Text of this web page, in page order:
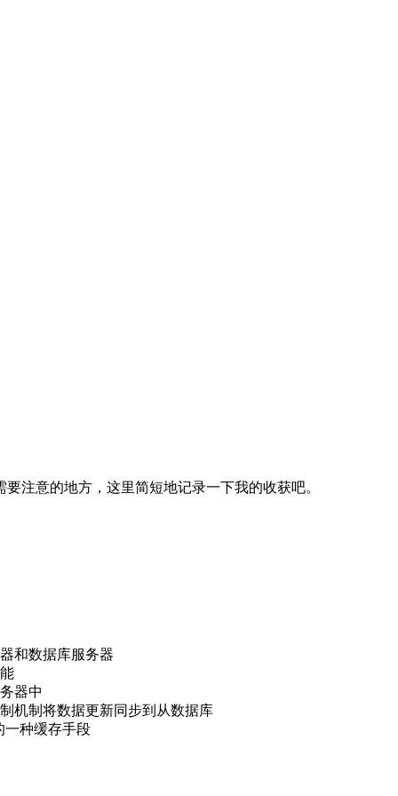
注意的地方，这里简短地记录一下我的收获吧。
和数据库服务器
器中
机制将数据更新同步到从数据库
一种缓存手段